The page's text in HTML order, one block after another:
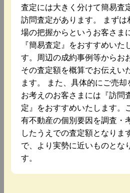
査定には大きく分けて簡易査
訪問査定があります。 まずは
場の把握からというお客さま
『簡易査定』をおすすめいた
す。周辺の成約事例等からお
その査定額を概算でお伝えい
ます。 また、具体的にご売却
お考えのお客さまには『訪問
定』をおすすめいたします。
有不動産の個別要因を調査・
したうえでの査定額となりま
で、より実勢に近いものとな
す。